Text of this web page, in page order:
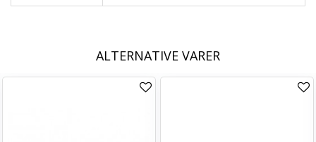
ALTERNATIVE VARER